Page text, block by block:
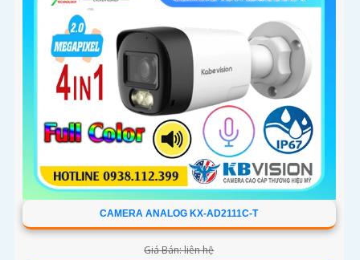
CAMERA ANALOG KX-AD2111C-T
Giá Bán: liên hệ